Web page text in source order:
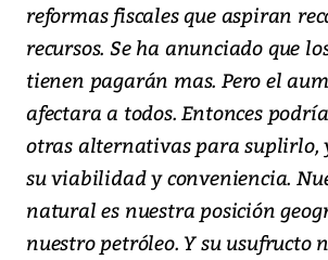
reformas fiscales que aspiran
recursos. Se ha anunciado que
tienen pagarán mas. Pero el
afectara a todos. Entonces
otras alternativas para suplirlo,
su viabilidad y conveniencia.
natural es nuestra posición
nuestro petróleo. Y su usufructo